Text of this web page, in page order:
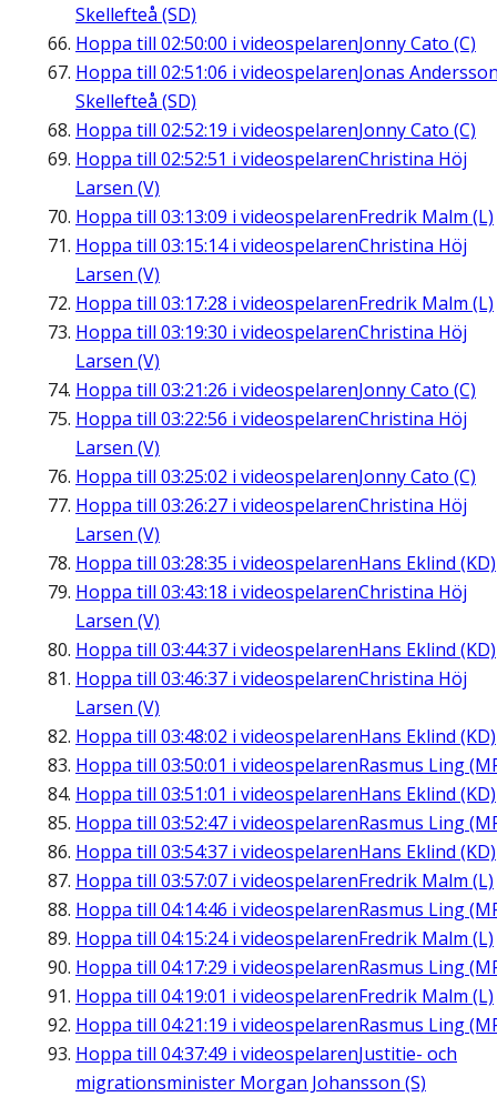
Skellefteå (SD)
Hoppa till 02:50:00 i videospelarenJonny Cato (C)
Hoppa till 02:51:06 i videospelarenJonas
Skellefteå (SD)
Hoppa till 02:52:19 i videospelarenJonny Cato (C)
Hoppa till 02:52:51 i videospelarenChristina Höj
Larsen (V)
Hoppa till 03:13:09 i videospelarenFredrik Malm (L)
Hoppa till 03:15:14i videospelarenChristina Höj
Larsen (V)
Hoppa till 03:17:28 i videospelarenFredrik Malm (L)
Hoppa till 03:19:30 i videospelarenChristina Höj
Larsen (V)
Hoppa till 03:21:26 i videospelarenJonny Cato (C)
Hoppa till 03:22:56 i videospelarenChristina Höj
Larsen (V)
Hoppa till 03:25:02 i videospelarenJonny Cato (C)
Hoppa till 03:26:27 i videospelarenChristina Höj
Larsen (V)
Hoppa till 03:28:35 i videospelarenHans Eklind (KD)
Hoppa till 03:43:18 i videospelarenChristina Höj
Larsen (V)
Hoppa till 03:44:37 i videospelarenHans Eklind (KD)
Hoppa till 03:46:37 i videospelarenChristina Höj
Larsen (V)
Hoppa till 03:48:02 i videospelarenHans Eklind (KD)
Hoppa till 03:50:01 i videospelarenRasmus Ling
Hoppa till 03:51:01 i videospelarenHans Eklind (KD)
Hoppa till 03:52:47 i videospelarenRasmus Ling
Hoppa till 03:54:37 i videospelarenHans Eklind (KD)
Hoppa till 03:57:07 i videospelarenFredrik Malm (L)
Hoppa till 04:14:46 i videospelarenRasmus Ling
Hoppa till 04:15:24i videospelarenFredrik Malm (L)
Hoppa till 04:17:29 i videospelarenRasmus Ling
Hoppa till 04:19:01 i videospelarenFredrik Malm (L)
Hoppa till 04:21:19 i videospelarenRasmus Ling
Hoppa till 04:37:49 i videospelarenJustitie- och
migrationsminister Morgan Johansson (S)